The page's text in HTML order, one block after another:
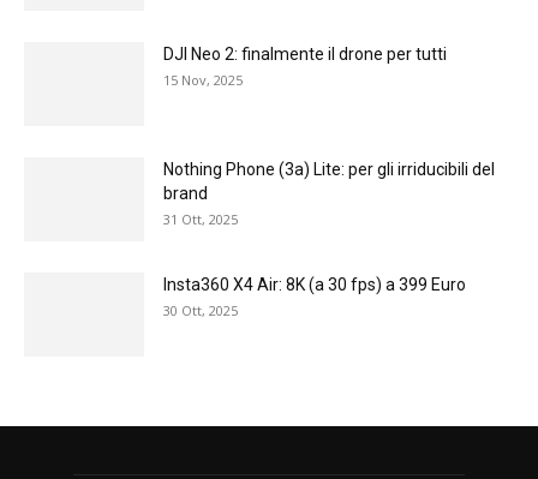
DJI Neo 2: finalmente il drone per tutti
15 Nov, 2025
Nothing Phone (3a) Lite: per gli irriducibili del
brand
31 Ott, 2025
Insta360 X4 Air: 8K (a 30 fps) a 399 Euro
30 Ott, 2025